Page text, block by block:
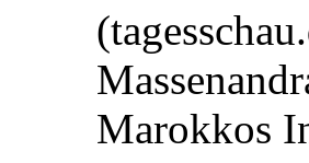
Marokkos